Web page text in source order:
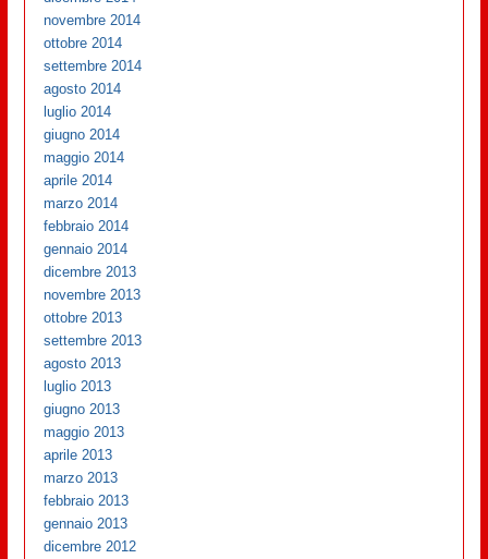
novembre 2014
ottobre 2014
settembre 2014
agosto 2014
luglio 2014
giugno 2014
maggio 2014
aprile 2014
marzo 2014
febbraio 2014
gennaio 2014
dicembre 2013
novembre 2013
ottobre 2013
settembre 2013
agosto 2013
luglio 2013
giugno 2013
maggio 2013
aprile 2013
marzo 2013
febbraio 2013
gennaio 2013
dicembre 2012